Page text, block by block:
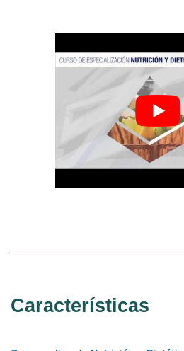
Características